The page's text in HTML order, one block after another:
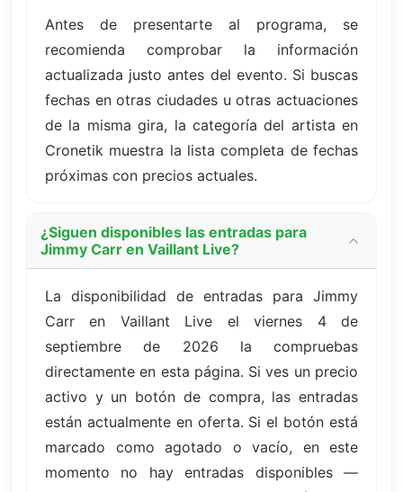
Antes de presentarte al programa, se
recomienda comprobar la información
actualizada justo antes del evento. Si buscas
fechas en otras ciudades u otras actuaciones
de la misma gira, la categoría del artista en
Cronetik muestra la lista completa de fechas
próximas con precios actuales.
¿Siguen disponibles las entradas para
Jimmy Carr en Vaillant Live?
La disponibilidad de entradas para Jimmy
Carr en Vaillant Live el viernes 4 de
septiembre de 2026 la compruebas
directamente en esta página. Si ves un precio
activo y un botón de compra, las entradas
están actualmente en oferta. Si el botón está
marcado como agotado o vacío, en este
momento no hay entradas disponibles —